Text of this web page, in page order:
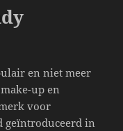
en niet meer
up en
voor
geïntroduceerd in